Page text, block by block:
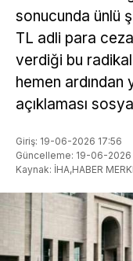
sonucunda ünlü
TL adli para
verdiği bu
hemen ardından
açıklaması
Giriş: 19-06-2026 17:56
Güncelleme: 19-06-2026
Kaynak: İHA,HABER